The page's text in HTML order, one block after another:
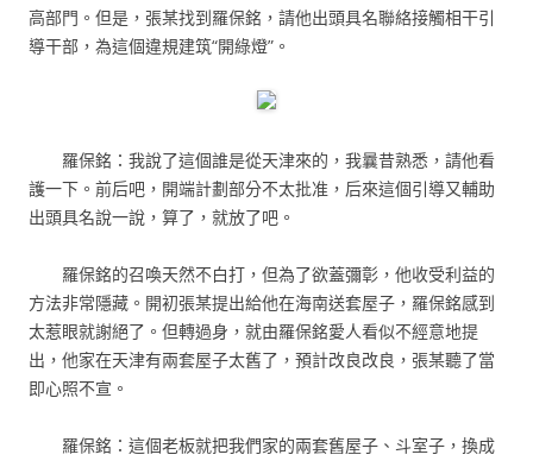
高部門。但是，張某找到羅保銘，請他出頭具名聯絡接觸相干引
導干部，為這個違規建筑“開綠燈”。
羅保銘：我說了這個誰是從天津來的，我曩昔熟悉，請他看
護一下。前后吧，開端計劃部分不太批准，后來這個引導又輔助
出頭具名說一說，算了，就放了吧。
羅保銘的召喚天然不白打，但為了欲蓋彌彰，他收受利益的
方法非常隱藏。開初張某提出給他在海南送套屋子，羅保銘感到
太惹眼就謝絕了。但轉過身，就由羅保銘愛人看似不經意地提
出，他家在天津有兩套屋子太舊了，預計改良改良，張某聽了當
即心照不宣。
羅保銘：這個老板就把我們家的兩套舊屋子、斗室子，換成